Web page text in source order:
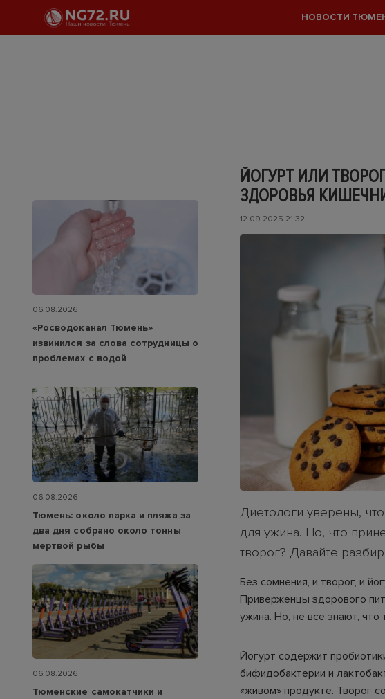
НОВОСТИ
ЙОГУРТ ИЛИ
ЗДОРОВЬЯ
12.09.2025 21:32
Диетологи уверены,
для ужина. Но, что
творог? Давайте
Без сомнения, и творог, и
Приверженцы здорового
ужина. Но, не все знают, что
Йогурт содержит
бифидобактерии и
«живом» продукте. Творог
06.08.2026
«Росводоканал Тюмень»
извинился за слова сотрудницы о
проблемах с водой
06.08.2026
Тюмень: около парка и пляжа за
два дня собрано около тонны
мертвой рыбы
06.08.2026
Тюменские самокатчики и